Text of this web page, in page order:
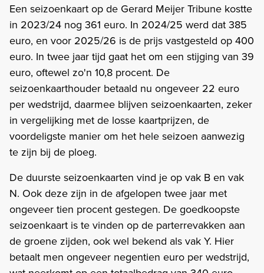
Een seizoenkaart op de Gerard Meijer Tribune kostte
in 2023/24 nog 361 euro. In 2024/25 werd dat 385
euro, en voor 2025/26 is de prijs vastgesteld op 400
euro. In twee jaar tijd gaat het om een stijging van 39
euro, oftewel zo'n 10,8 procent. De
seizoenkaarthouder betaald nu ongeveer 22 euro
per wedstrijd, daarmee blijven seizoenkaarten, zeker
in vergelijking met de losse kaartprijzen, de
voordeligste manier om het hele seizoen aanwezig
te zijn bij de ploeg.
De duurste seizoenkaarten vind je op vak B en vak
N. Ook deze zijn in de afgelopen twee jaar met
ongeveer tien procent gestegen. De goedkoopste
seizoenkaart is te vinden op de parterrevakken aan
de groene zijden, ook wel bekend als vak Y. Hier
betaalt men ongeveer negentien euro per wedstrijd,